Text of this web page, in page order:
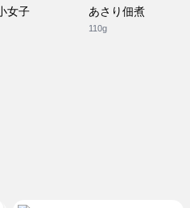
女子 あさり佃煮
110g